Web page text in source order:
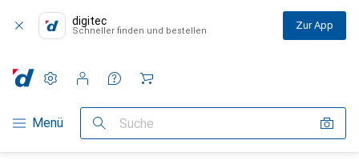
digitec
Schneller finden und bestellen Zur App
Navigation nach Kategorien
Menü Suche
Einstellungen
Kundenkonto
Vergleichslisten
Merklisten
Warenkorb